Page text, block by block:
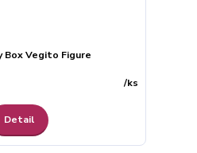
Box Vegito Figure
/ks
Detail